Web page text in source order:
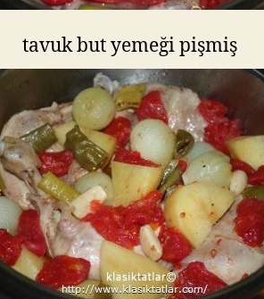
tavuk but yemeği pişmiş